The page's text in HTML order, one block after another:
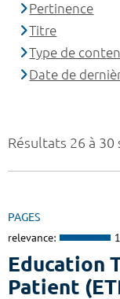
Résultats 26 à
PAGES
relevance:
Education
Patient
Pertinence
Titre
Type de
Date de